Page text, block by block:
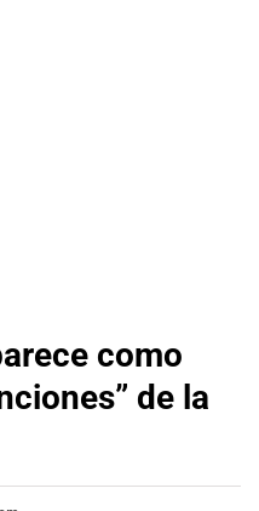
como
de la